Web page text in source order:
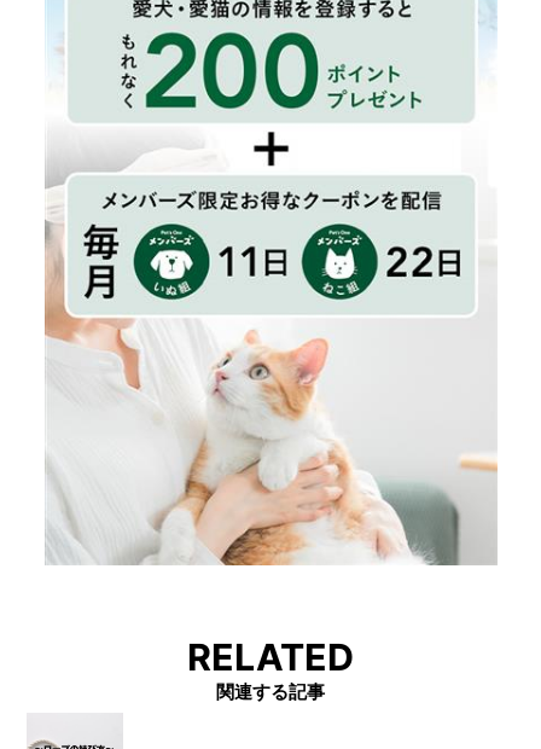
RELATED
関連する記事